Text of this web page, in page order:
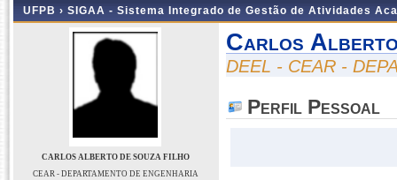
UFPB › SIGAA - Sistema Integrado de Gestão de Atividades
CARLOS ALBERTO DE SOUZA FILHO
CEAR - DEPARTAMENTO DE ENGENHARIA
Carlos
DEEL - CEAR -
Perfil Pessoal